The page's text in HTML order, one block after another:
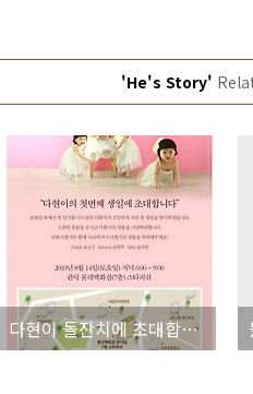
'He's Story'
다현이 돌잔치에 초대합니다. ^^